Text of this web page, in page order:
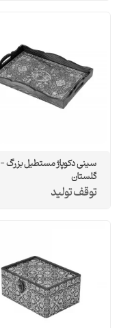
سینی دکوپاژ مستطیل بزرگ -
گلستان
توقف تولید